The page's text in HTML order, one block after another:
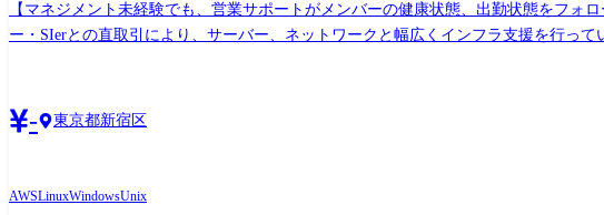
【マネジメント未経験でも、営業サポートがメンバーの健康状態、出勤状態をフォローするの
ー・SIerとの直取引により、サーバー、ネットワークと幅広くインフラ支援を行っ
携わって頂きます。 アサイン先はエンジニアのこと第一に考え、事前に条件(通勤
- 東京都新宿区
AWSLinuxWindowsUnix